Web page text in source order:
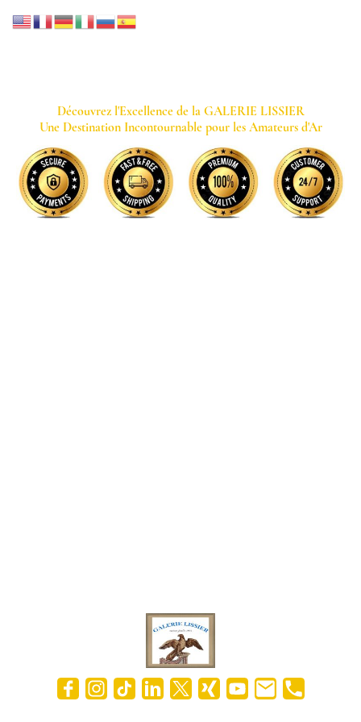
GALERIE LISSIER
Découvrez l'Excellence de la GALERIE LISSIER
Une Destination Incontournable pour les Amateurs d'Ar